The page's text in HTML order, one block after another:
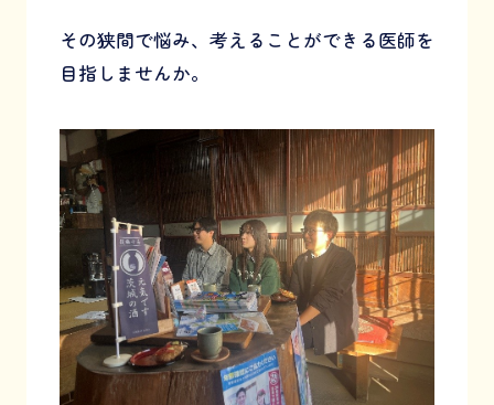
その狭間で悩み、考えることができる医師を
目指しませんか。